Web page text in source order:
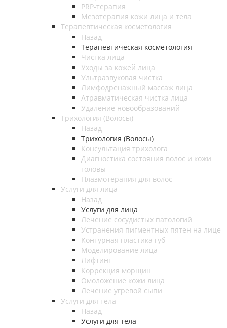
PRP-терапия
Мезотерапия кожи лица и тела
Терапевтическая косметология
Назад
Терапевтическая косметология
Чистка лица
Уходы за кожей лица
Ультразвуковая чистка
Лимфодренажный массаж лица
Атравматическая чистка лица
Удаление новообразований
Трихология (Волосы)
Назад
Трихология (Волосы)
Консультация трихолога
Диагностика состояния волос и кожи
головы
Плазмотерапия для волос
Услуги для лица
Назад
Услуги для лица
Лечение сосудистых патологий
Устранения пигментных пятен на лице
Контурная пластика губ
Моделирование лица
Лифтинг
Коррекция морщин
Омоложение кожи лица
Лечение угревой сыпи
Услуги для тела
Назад
Услуги для тела